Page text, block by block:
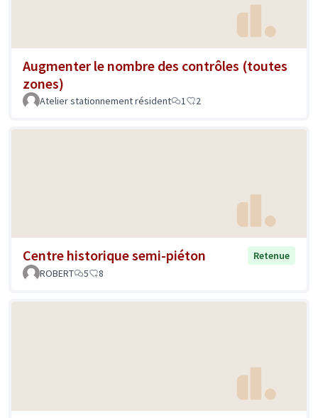
Augmenter le nombre des contrôles (toutes
zones)
Atelier stationnement résident 1 2
Centre historique semi-piéton
Retenue
ROBERT
5 8